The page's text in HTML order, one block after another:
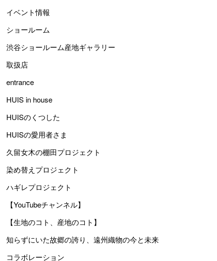
イベント情報
ショールーム
渋谷ショールーム産地ギャラリー
取扱店
entrance
HUIS in house
HUISのくつした
HUISの愛用者さま
久留女木の棚田プロジェクト
染め替えプロジェクト
ハギレプロジェクト
【YouTubeチャンネル】
【生地のコト、産地のコト】
知らずにいた故郷の誇り、遠州織物の今と未来
コラボレーション